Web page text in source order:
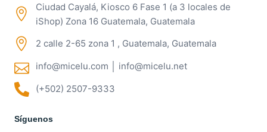
Ciudad Cayalá, Kiosco 6 Fase 1 (a 3 locales de
iShop) Zona 16 Guatemala, Guatemala
2 calle 2-65 zona 1 , Guatemala, Guatemala
info@micelu.com │ info@micelu.net
(+502) 2507-9333
Síguenos